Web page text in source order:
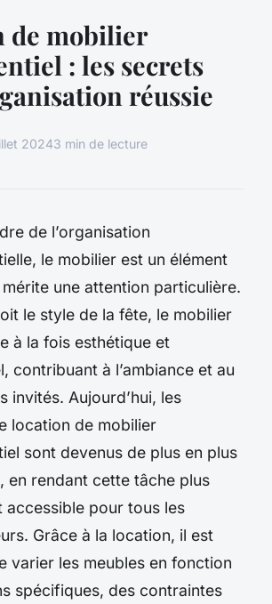
de mobilier
: les secrets
réussie
20243 min de lecture
de l’organisation
le mobilier est un élément
une attention particulière.
le style de la fête, le mobilier
à la fois esthétique et
contribuant à l’ambiance et au
invités. Aujourd’hui, les
location de mobilier
sont devenus de plus en plus
en rendant cette tâche plus
accessible pour tous les
Grâce à la location, il est
varier les meubles en fonction
spécifiques, des contraintes